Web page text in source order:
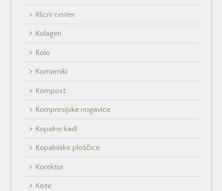
Klicni center
Kolagen
Kolo
Komarniki
Kompost
Kompresijske nogavice
Kopalne kadi
Kopalniške ploščice
Korektor
Koze